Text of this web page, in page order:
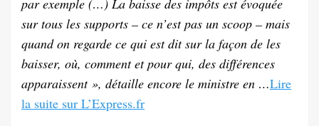
par exemple (…) La baisse des impôts est évoquée
sur tous les supports – ce n’est pas un scoop – mais
quand on regarde ce qui est dit sur la façon de les
baisser, où, comment et pour qui, des différences
apparaissent », détaille encore le ministre en …Lire
la suite sur L’Express.fr